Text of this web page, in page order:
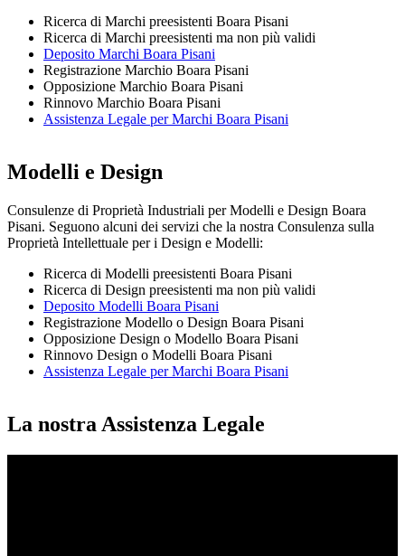
Ricerca di Marchi preesistenti Boara Pisani
Ricerca di Marchi preesistenti ma non più validi
Deposito Marchi Boara Pisani
Registrazione Marchio Boara Pisani
Opposizione Marchio Boara Pisani
Rinnovo Marchio Boara Pisani
Assistenza Legale per Marchi Boara Pisani
Modelli e Design
Consulenze di Proprietà Industriali per Modelli e Design Boara
Pisani. Seguono alcuni dei servizi che la nostra Consulenza sulla
Proprietà Intellettuale per i Design e Modelli:
Ricerca di Modelli preesistenti Boara Pisani
Ricerca di Design preesistenti ma non più validi
Deposito Modelli Boara Pisani
Registrazione Modello o Design Boara Pisani
Opposizione Design o Modello Boara Pisani
Rinnovo Design o Modelli Boara Pisani
Assistenza Legale per Marchi Boara Pisani
La nostra Assistenza Legale